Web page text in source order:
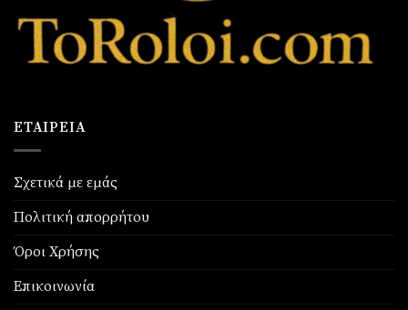
ΕΤΑΙΡΕΊΑ
Σχετικά με εμάς
Πολιτική απορρήτου
Όροι Χρήσης
Επικοινωνία